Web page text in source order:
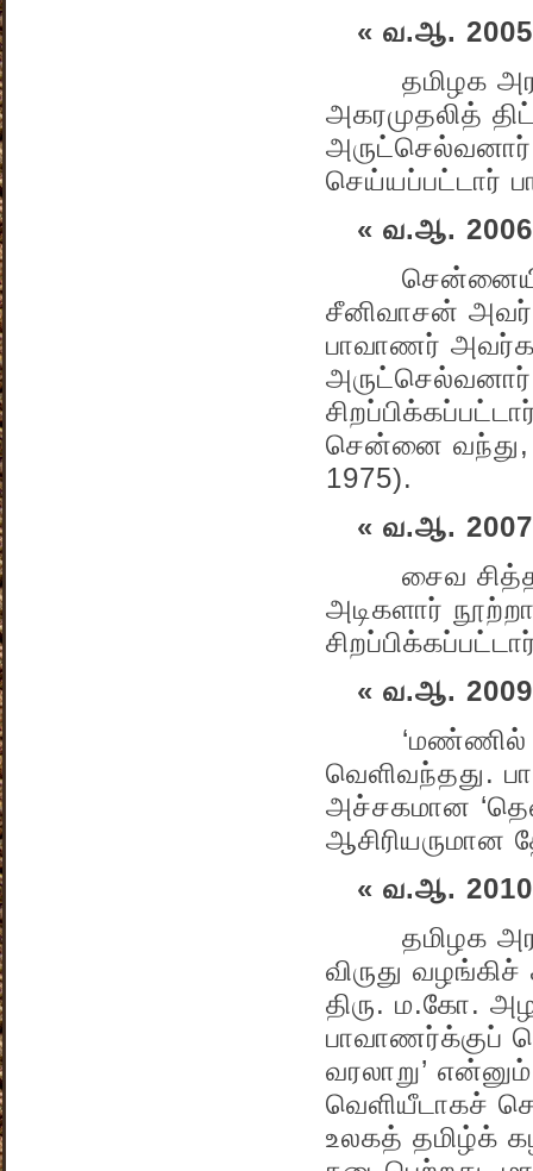
« வ.ஆ. 2005
தமிழக
அகரமுதலித்
செய்யப்பட்டார்
« வ.ஆ. 2006
சென்னையில்
சீனிவாசன்
பாவாணர்
சென்னை வந்து,
1975).
« வ.ஆ. 2007
சைவ
அடிகளார்
« வ.ஆ. 2009
‘மண்ணில்
வெளிவந்தது.
அச்சகமான
ஆசிரியருமான
« வ.ஆ. 2010
தமிழக அரசு
விருது
திரு. ம.கோ.
பாவாணர்க்குப்
வரலாறு’
வெளியீடாகச்
உலகத் தமிழ்க்